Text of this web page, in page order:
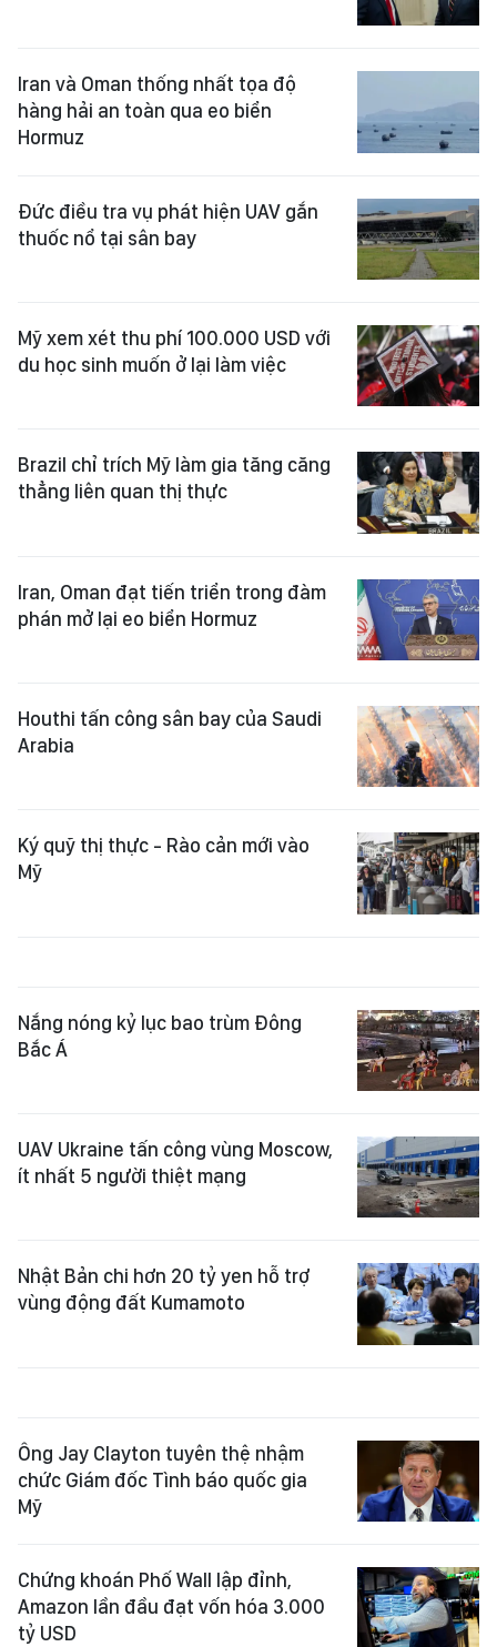
Iran và Oman thống nhất tọa độ
hàng hải an toàn qua eo biển
Hormuz
Đức điều tra vụ phát hiện UAV gắn
thuốc nổ tại sân bay
Mỹ xem xét thu phí 100.000 USD với
du học sinh muốn ở lại làm việc
Brazil chỉ trích Mỹ làm gia tăng căng
thẳng liên quan thị thực
Iran, Oman đạt tiến triển trong đàm
phán mở lại eo biển Hormuz
Houthi tấn công sân bay của Saudi
Arabia
Ký quỹ thị thực - Rào cản mới vào
Mỹ
Nắng nóng kỷ lục bao trùm Đông
Bắc Á
UAV Ukraine tấn công vùng Moscow,
ít nhất 5 người thiệt mạng
Nhật Bản chi hơn 20 tỷ yen hỗ trợ
vùng động đất Kumamoto
Ông Jay Clayton tuyên thệ nhậm
chức Giám đốc Tình báo quốc gia
Mỹ
Chứng khoán Phố Wall lập đỉnh,
Amazon lần đầu đạt vốn hóa 3.000
tỷ USD